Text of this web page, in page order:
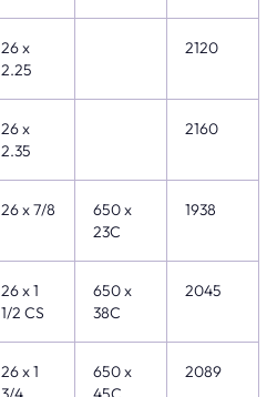
26 x
2.25
2120
26 x
2.35
2160
26 x 7/8
650 x
23C
1938
26 x 1
1/2 CS
650 x
38C
2045
26 x 1
650 x
2089